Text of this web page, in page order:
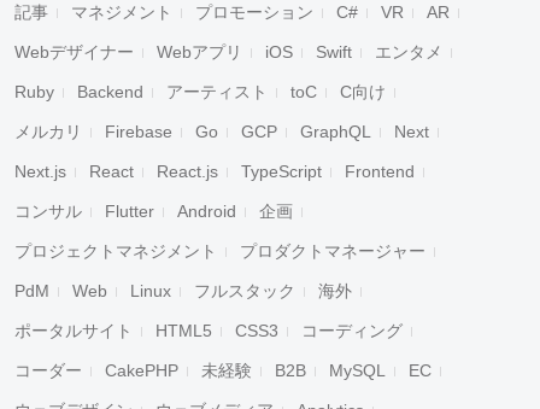
記事 マネジメント プロモーション C# VR AR
Webデザイナー Webアプリ iOS Swift エンタメ
Ruby Backend アーティスト toC C向け
メルカリ Firebase Go GCP GraphQL Next
Next.js React React.js TypeScript Frontend
コンサル Flutter Android 企画
プロジェクトマネジメント プロダクトマネージャー
PdM Web Linux フルスタック 海外
ポータルサイト HTML5 CSS3 コーディング
コーダー CakePHP 未経験 B2B MySQL EC